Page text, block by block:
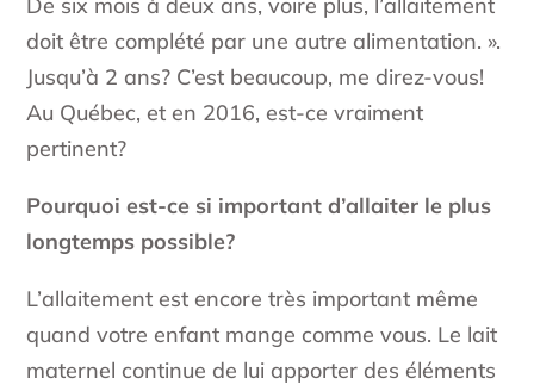
De six mois à deux ans, voire plus, l’allaitement
doit être complété par une autre alimentation. ».
Jusqu’à 2 ans? C’est beaucoup, me direz-vous!
Au Québec, et en 2016, est-ce vraiment
pertinent?
Pourquoi est-ce si important d’allaiter le plus
longtemps possible?
L’allaitement est encore très important même
quand votre enfant mange comme vous. Le lait
maternel continue de lui apporter des éléments